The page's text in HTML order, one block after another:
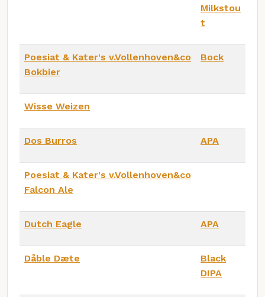
Milkstou
t
Poesiat & Kater's v.Vollenhoven&co
Bokbier
Bock
Wisse Weizen
Dos Burros APA
Poesiat & Kater's v.Vollenhoven&co
Falcon Ale
Dutch Eagle APA
Dåble Dæte
Black
DIPA